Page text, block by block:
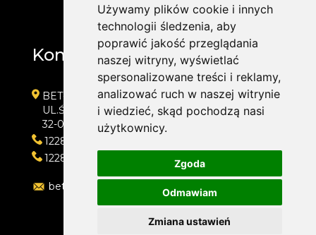
Używamy plików cookie i innych
technologii śledzenia, aby
poprawić jakość przeglądania
naszej witryny, wyświetlać
spersonalizowane treści i reklamy,
analizować ruch w naszej witrynie
i wiedzieć, skąd pochodzą nasi
użytkownicy.
Zgoda
Odmawiam
Zmiana ustawień
Kontakt
BET-POL
UL.ŚLEDZIEJOWICE 364
32-020 WIELICZKA
122882550
122882550
betpol@interia.pl